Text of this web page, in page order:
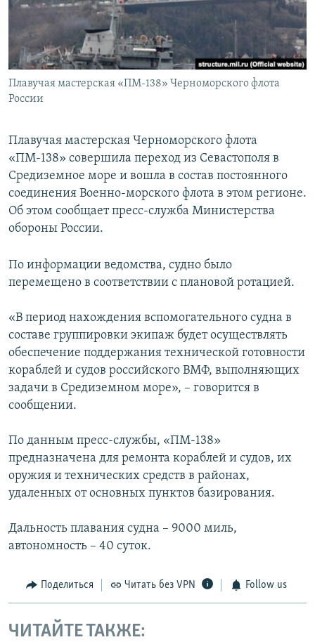
ПОБЕДИТЕЛЕЙ НЕ СУДЯТ?
КРЫМ.НЕПОКОРЕННЫЙ
ELIFBE
УКРАИНСКАЯ ПРОБЛЕМА КРЫМА
ПРИСОЕДИНЯЙТЕСЬ!
Плавучая мастерская «ПМ-138» Черноморского флота
России
Плавучая мастерская Черноморского флота
«ПМ-138» совершила переход из Севастополя в
Средиземное море и вошла в состав постоянного
соединения Военно-морского флота в этом регионе.
Об этом сообщает пресс-служба Министерства
обороны России.
По информации ведомства, судно было
перемещено в соответствии с плановой ротацией.
«В период нахождения вспомогательного судна в
составе группировки экипаж будет осуществлять
обеспечение поддержания технической готовности
кораблей и судов российского ВМФ, выполняющих
задачи в Средиземном море», – говорится в
сообщении.
По данным пресс-службы, «ПМ-138»
предназначена для ремонта кораблей и судов, их
оружия и технических средств в районах,
удаленных от основных пунктов базирования.
Дальность плавания судна – 9000 миль,
автономность – 40 суток.
Поделиться Читать без VPN Follow us
ЧИТАЙТЕ ТАКЖЕ: